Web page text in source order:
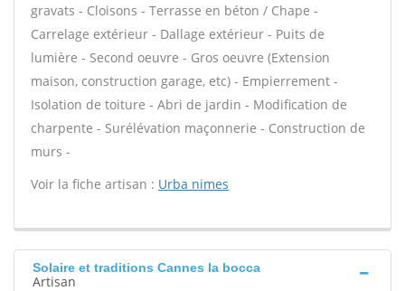
gravats - Cloisons - Terrasse en béton / Chape -
Carrelage extérieur - Dallage extérieur - Puits de
lumière - Second oeuvre - Gros oeuvre (Extension
maison, construction garage, etc) - Empierrement -
Isolation de toiture - Abri de jardin - Modification de
charpente - Surélévation maçonnerie - Construction de
murs -
Voir la fiche artisan : Urba nimes
Solaire et traditions Cannes la bocca
Artisan